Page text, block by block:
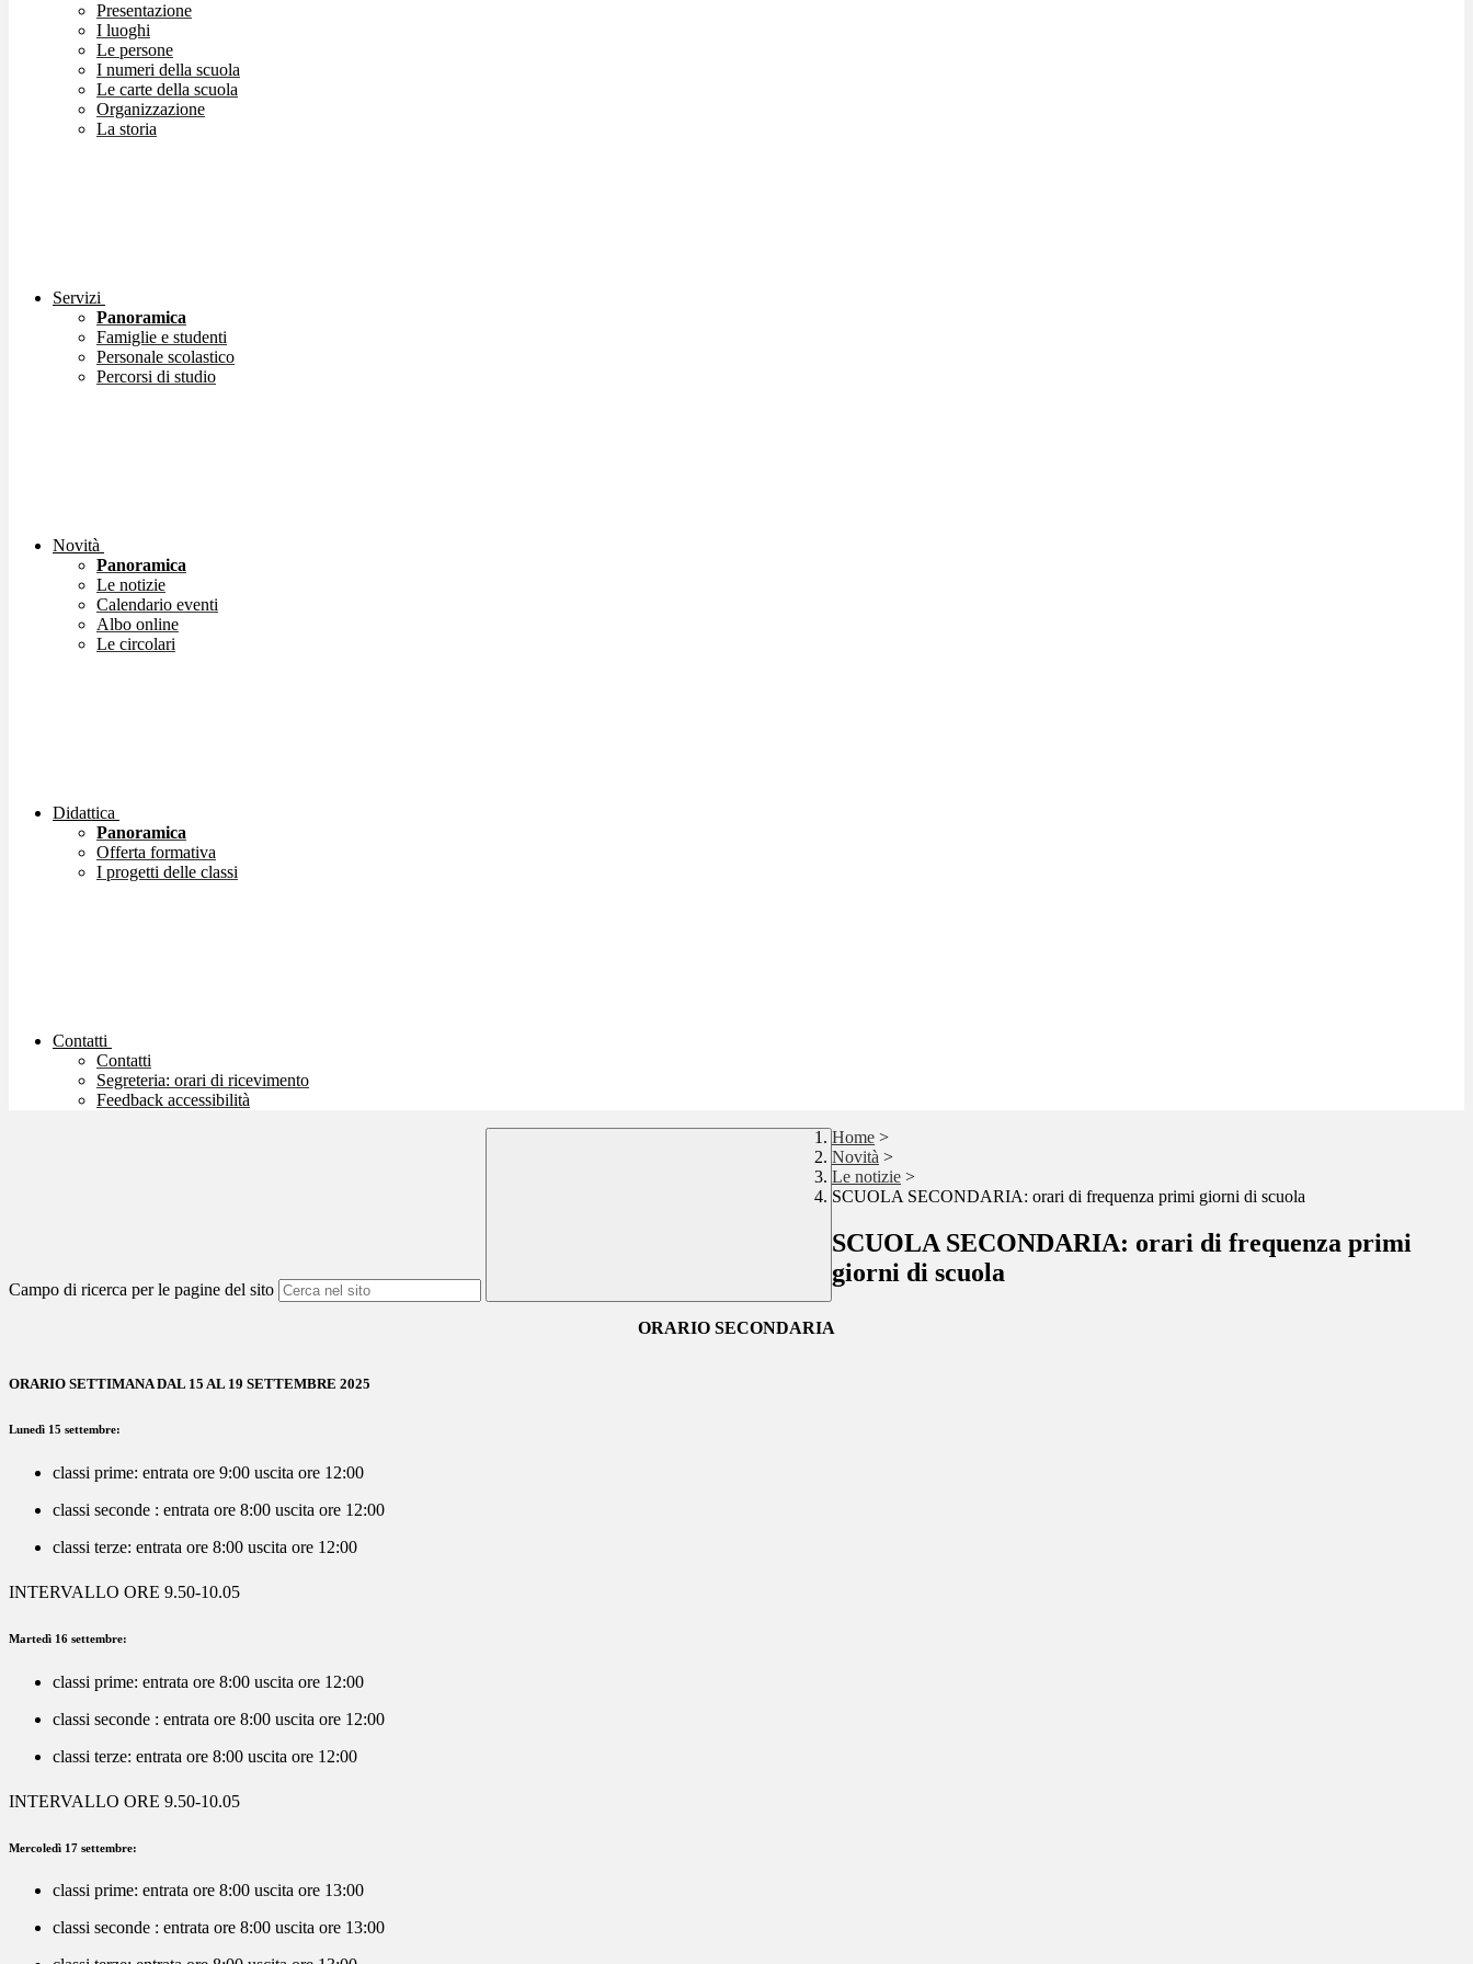
Presentazione
I luoghi
Le persone
I numeri della scuola
Le carte della scuola
Organizzazione
La storia
Servizi
Panoramica
Famiglie e studenti
Personale scolastico
Percorsi di studio
Novità
Panoramica
Le notizie
Calendario eventi
Albo online
Le circolari
Didattica
Panoramica
Offerta formativa
I progetti delle classi
Contatti
Contatti
Segreteria: orari di ricevimento
Feedback accessibilità
Campo di ricerca per le pagine del sito
Home >
Novità >
Le notizie >
SCUOLA SECONDARIA: orari di frequenza primi giorni di scuola
SCUOLA SECONDARIA: orari di frequenza primi
giorni di scuola
ORARIO SECONDARIA
ORARIO SETTIMANA DAL 15 AL 19 SETTEMBRE 2025
Lunedì 15 settembre:
classi prime: entrata ore 9:00 uscita ore 12:00
classi seconde : entrata ore 8:00 uscita ore 12:00
classi terze: entrata ore 8:00 uscita ore 12:00
INTERVALLO ORE 9.50-10.05
Martedì 16 settembre:
classi prime: entrata ore 8:00 uscita ore 12:00
classi seconde : entrata ore 8:00 uscita ore 12:00
classi terze: entrata ore 8:00 uscita ore 12:00
INTERVALLO ORE 9.50-10.05
Mercoledì 17 settembre:
classi prime: entrata ore 8:00 uscita ore 13:00
classi seconde : entrata ore 8:00 uscita ore 13:00